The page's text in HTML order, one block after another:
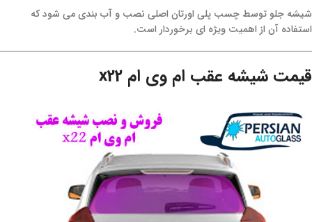
شیشه جلو توسط چسب پلی اورتان اصلی نصب و آب بندی می شود که
استفاده آن از اهمیت ویژه ای برخوردار است.
قیمت شیشه عقب ام وی ام x22